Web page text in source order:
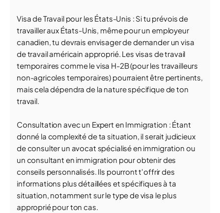
Visa de Travail pour les États-Unis : Si tu prévois de
travailler aux États-Unis, même pour un employeur
canadien, tu devrais envisager de demander un visa
de travail américain approprié. Les visas de travail
temporaires comme le visa H-2B (pour les travailleurs
non-agricoles temporaires) pourraient être pertinents,
mais cela dépendra de la nature spécifique de ton
travail.
Consultation avec un Expert en Immigration : Étant
donné la complexité de ta situation, il serait judicieux
de consulter un avocat spécialisé en immigration ou
un consultant en immigration pour obtenir des
conseils personnalisés. Ils pourront t'offrir des
informations plus détaillées et spécifiques à ta
situation, notamment sur le type de visa le plus
approprié pour ton cas.